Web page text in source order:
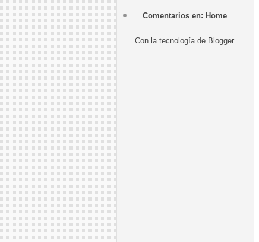
Comentarios en: Home
Con la tecnología de Blogger.